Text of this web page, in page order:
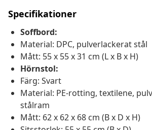
Specifikationer
Soffbord:
Material: DPC, pulverlackerat stål
Mått: 55 x 55 x 31 cm (L x B x H)
Hörnstol:
Färg: Svart
Material: PE-rotting, textilene,
stålram
Mått: 62 x 62 x 68 cm (B x D x H)